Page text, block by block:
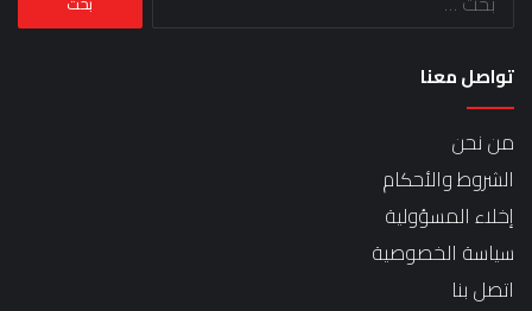
تواصل معنا
من نحن
الشروط والأحكام
إخلاء المسؤولية
سياسة الخصوصية
اتصل بنا